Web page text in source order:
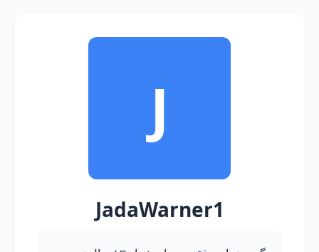
J
JadaWarner1